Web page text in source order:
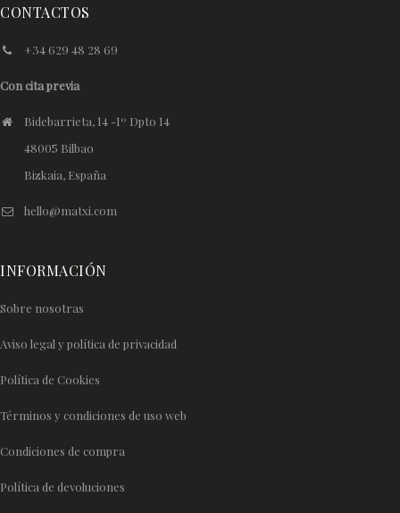
CONTACTOS
+34 629 48 28 69
Con cita previa
Bidebarrieta, 14 -1º Dpto 14
48005 Bilbao
Bizkaia, España
hello@matxi.com
INFORMACIÓN
Sobre nosotras
Aviso legal y política de privacidad
Política de Cookies
Términos y condiciones de uso web
Condiciones de compra
Política de devoluciones